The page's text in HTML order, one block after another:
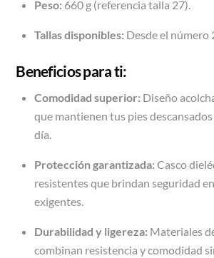
Peso: 660 g (referencia talla 27).
Tallas disponibles: Desde el número
Beneficios para ti:
Comodidad superior: Diseño
que mantienen tus pies
día.
Protección garantizada: Casco
resistentes que brindan seguridad
exigentes.
Durabilidad y ligereza: Materiales
combinan resistencia y comodidad